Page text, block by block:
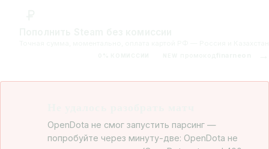
OpenDota не смог запустить парсинг —
попробуйте через минуту-две: OpenDota не